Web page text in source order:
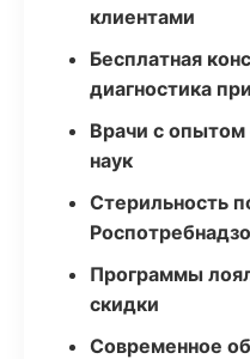
клиентами
Бесплатная
диагностика
Врачи с опытом
наук
Стерильность
Программы
скидки
Современное